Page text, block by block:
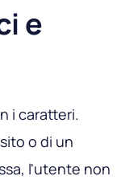
e
i caratteri.
o di un
l'utente non